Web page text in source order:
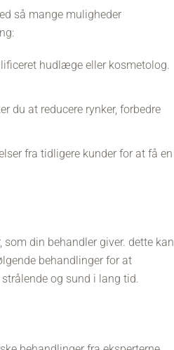
så mange muligheder
hudlæge eller kosmetolog.
du at reducere rynker, forbedre
fra tidligere kunder for at få en
din behandler giver. dette kan
behandlinger for at
og sund i lang tid.